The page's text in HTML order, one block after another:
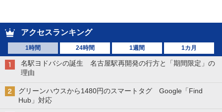
アクセスランキング
1時間 24時間 1週間 1カ月
名駅ヨドバシの誕生 名古屋駅再開発の行方と「期間限定」の
理由
グリーンハウスから1480円のスマートタグ Google「Find
Hub」対応